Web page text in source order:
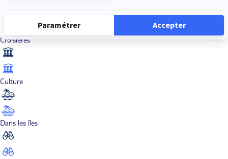
Croisières
Culture
Dans les îles